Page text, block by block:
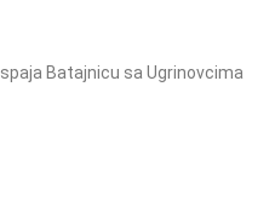
Batajnicu sa Ugrinovcima